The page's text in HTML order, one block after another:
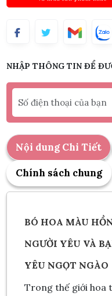
NHẬP THÔNG TIN ĐỂ
Nội dung Chi Tiết
Chính sách chung
BÓ HOA MÀU
NGƯỜI YÊU VÀ
YÊU NGỌT NGÀO
Trong thế giới hoa